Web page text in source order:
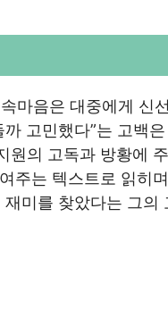
마음은 대중에게 신
고민했다”는 고백
의 고독과 방황에
주는 텍스트로 읽히
미를 찾았다는 그의